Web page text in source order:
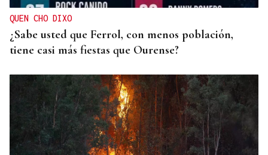
QUEN CHO DIXO
¿Sabe usted que Ferrol, con menos población,
tiene casi más fiestas que Ourense?